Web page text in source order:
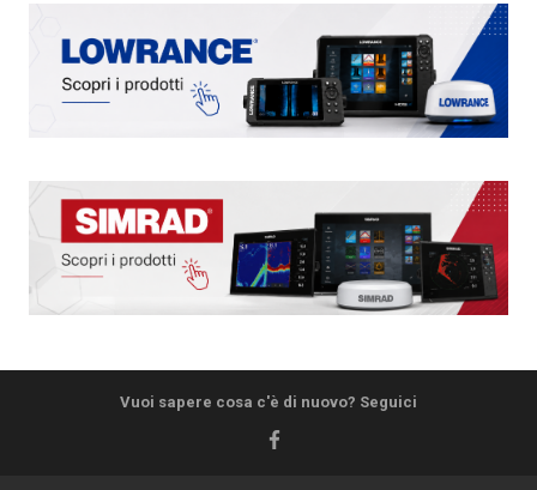
Vuoi sapere cosa c'è di nuovo? Seguici